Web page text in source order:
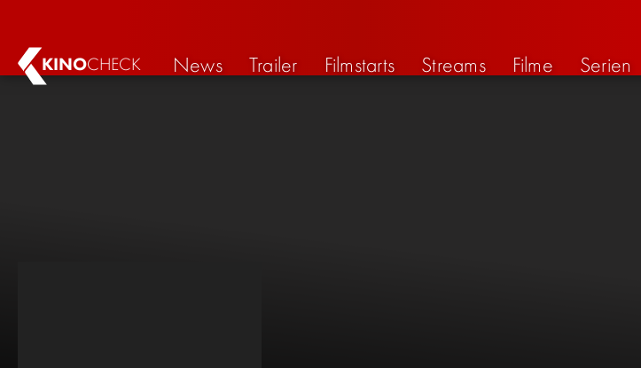
KINOCHECK News Trailer Filmstarts Streams Filme Serien